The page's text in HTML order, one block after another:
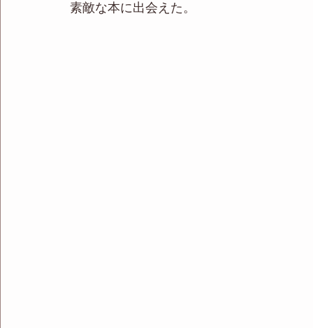
素敵な本に出会えた。